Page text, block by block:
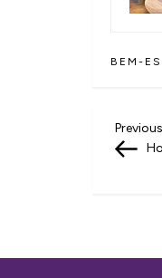
BEM-
N
a
g
Previous
Post
Previous